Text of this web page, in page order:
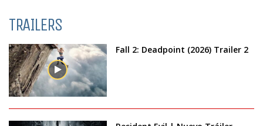
TRAILERS
Fall 2: Deadpoint (2026) Trailer 2